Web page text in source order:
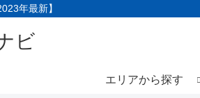
年最新】
エリアから探す